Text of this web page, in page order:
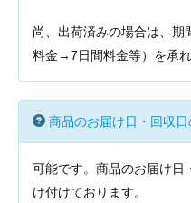
尚、出荷済みの場合は、期
料金→7日間料金等）を承
商品のお届け日・回収
可能です。商品のお届け日
け付けております。